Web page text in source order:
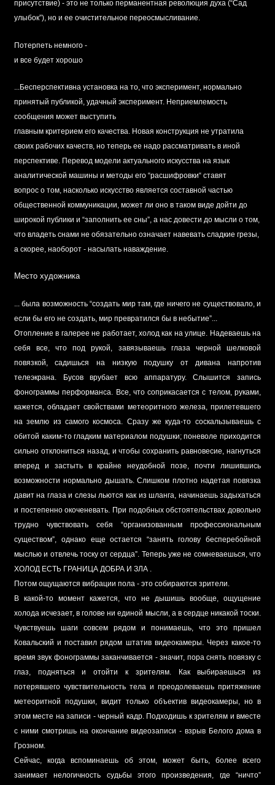
присутствие) - это не только перманентная революция духа (“Сад
улыбок”), но и ее очистительное переосмысливание.
Потерпеть немного -
и все будет хорошо
...Бесперспективна установка на то, что эксперимент, нормально
принятый публикой, удачный эксперимент. Неприемлемость
сообщения может выступить
главным критерием его качества. Новая конструкция не утратила
своих рабочих качеств, но теперь ее надо рассматривать в иной
перспективе. Перевод модели актуального искусства на язык
аналитической машины и методы его “расшифровки“ ставят
вопрос о том, насколько искусство является составной частью
общественной коммуникации, может ли оно в таком виде дойти до
широкой публики и “заполнить ее сны”, а нас довести до мысли о том,
что владеть снами не обязательно означает навевать сладкие грезы,
а скорее, наоборот - насылать наваждение.
Место художника
... была возможность “создать мир там, где ничего не существовало, и
если бы его не создать, мир превратился бы в небытие”...
Отопление в галерее не работает, холод как на улице. Надеваешь на
себя все, что под рукой, завязываешь глаза черной шелковой
повязкой, садишься на низкую подушку от дивана напротив
телеэкрана. Бусов врубает всю аппаратуру. Слышится запись
фонограммы перформанса. Все, что соприкасается с телом, руками,
кажется, обладает свойствами метеоритного железа, прилетевшего
на землю из самого космоса. Сразу же куда-то соскальзываешь с
обитой каким-то гладким материалом подушки; поневоле приходится
сильно отклониться назад, и чтобы сохранить равновесие, нагнуться
вперед и застыть в крайне неудобной позе, почти лишившись
возможности нормально дышать. Слишком плотно надетая повязка
давит на глаза и слезы льются как из шланга, начинаешь задыхаться
и постепенно окоченевать. При подобных обстоятельствах довольно
трудно чувствовать себя “организованным профессиональным
существом”, однако еще остается “занять голову бесперебойной
мыслью и отвлечь тоску от сердца”. Теперь уже не сомневаешься, что
ХОЛОД ЕСТЬ ГРАНИЦА ДОБРА И ЗЛА .
Потом ощущаются вибрации пола - это собираются зрители.
В какой-то момент кажется, что не дышишь вообще, ощущение
холода исчезает, в голове ни единой мысли, а в сердце никакой тоски.
Чувствуешь шаги совсем рядом и понимаешь, что это пришел
Ковальский и поставил рядом штатив видеокамеры. Через какое-то
время звук фонограммы заканчивается - значит, пора снять повязку с
глаз, подняться и отойти к зрителям. Как выбираешься из
потерявшего чувствительность тела и преодолеваешь притяжение
метеоритной подушки, видит только объектив видеокамеры, но в
этом месте на записи - черный кадр. Подходишь к зрителям и вместе
с ними смотришь на окончание видеозаписи - взрыв Белого дома в
Грозном.
Сейчас, когда вспоминаешь об этом, может быть, более всего
занимает нелогичность судьбы этого произведения, где “ничто”